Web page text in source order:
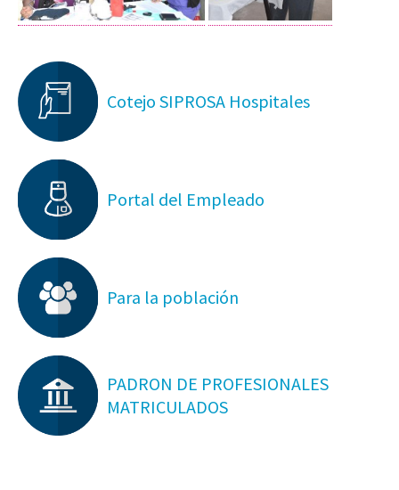
Cotejo SIPROSA Hospitales
Portal del Empleado
Para la población
PADRON DE PROFESIONALES
MATRICULADOS